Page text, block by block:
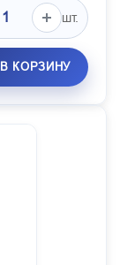
шт.
В КОРЗИНУ